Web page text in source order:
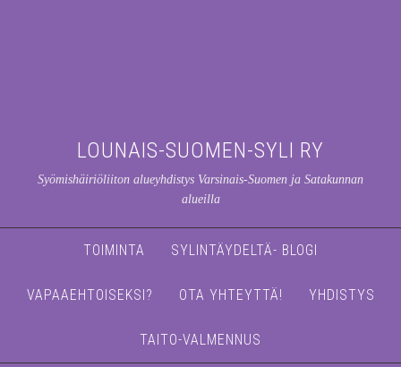
LOUNAIS-SUOMEN-SYLI RY
Syömishäiriöliiton alueyhdistys Varsinais-Suomen ja Satakunnan
alueilla
TOIMINTA SYLINTÄYDELTÄ- BLOGI
VAPAAEHTOISEKSI? OTA YHTEYTTÄ! YHDISTYS
TAITO-VALMENNUS